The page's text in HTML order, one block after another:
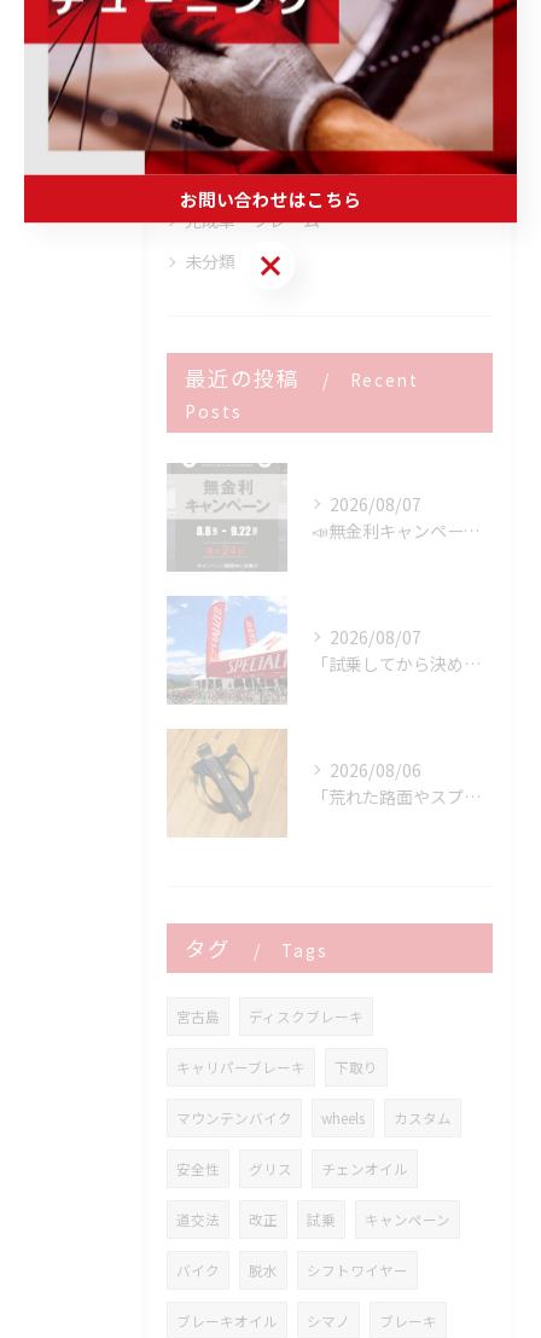
商品・ブランド情報
取り扱いブランド
ウェア・ヘルメット・シューズ
トレーニング・メンテナンス・その他
ホイール・パーツ・アクセサリー
完成車・フレーム
未分類
最近の投稿
Recent
Posts
2026/08/07
📣無金利キャンペーン開催決定‼️
2026/08/07
「試乗してから決める。」 それがPOWER-KIDSの一番大切にしていることです。
2026/08/06
「荒れた路面やスプリントでボトルが飛んでヒヤッとしたこと、あ...
タグ Tags
宮古島 ディスクブレーキ
キャリパーブレーキ 下取り
マウンテンバイク wheels カスタム
安全性 グリス チェンオイル
道交法 改正 試乗 キャンペーン
バイク 脱水 シフトワイヤー
ブレーキオイル シマノ ブレーキ
お問い合わせはこちら
お問い合わせはこちら